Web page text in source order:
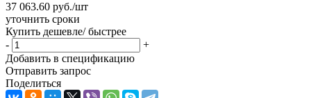
37 063.60 руб./шт
уточнить сроки
Купить дешевле/ быстрее
-
+
Добавить в спецификацию
Отправить запрос
Поделиться